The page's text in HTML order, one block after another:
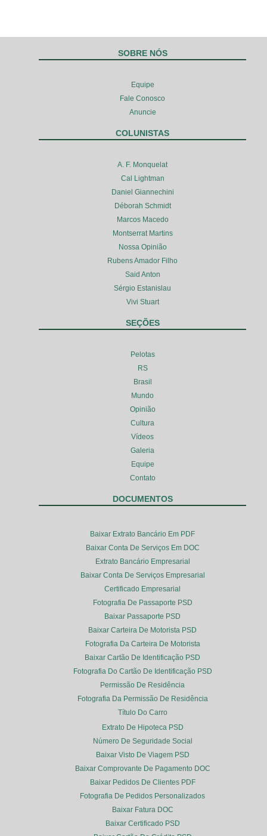
SOBRE NÓS
Equipe
Fale Conosco
Anuncie
COLUNISTAS
A. F. Monquelat
Cal Lightman
Daniel Giannechini
Déborah Schmidt
Marcos Macedo
Montserrat Martins
Nossa Opinião
Rubens Amador Filho
Said Anton
Sérgio Estanislau
Vivi Stuart
SEÇÕES
Pelotas
RS
Brasil
Mundo
Opinião
Cultura
Vídeos
Galeria
Equipe
Contato
DOCUMENTOS
Baixar Extrato Bancário Em PDF
Baixar Conta De Serviços Em DOC
Extrato Bancário Empresarial
Baixar Conta De Serviços Empresarial
Certificado Empresarial
Fotografia De Passaporte PSD
Baixar Passaporte PSD
Baixar Carteira De Motorista PSD
Fotografia Da Carteira De Motorista
Baixar Cartão De Identificação PSD
Fotografia Do Cartão De Identificação PSD
Permissão De Residência
Fotografia Da Permissão De Residência
Título Do Carro
Extrato De Hipoteca PSD
Número De Seguridade Social
Baixar Visto De Viagem PSD
Baixar Comprovante De Pagamento DOC
Baixar Pedidos De Clientes PDF
Fotografia De Pedidos Personalizados
Baixar Fatura DOC
Baixar Certificado PSD